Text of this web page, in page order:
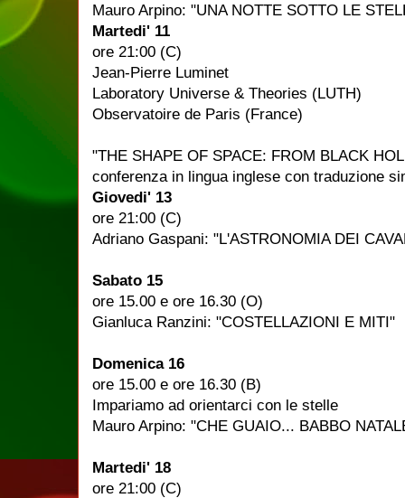
Mauro Arpino: "UNA NOTTE SOTTO LE
Martedi' 11
ore 21:00 (C)
Jean-Pierre Luminet
Laboratory Universe & Theories (LUTH)
Observatoire de Paris (France)
"THE SHAPE OF SPACE: FROM BLACK
conferenza in lingua inglese con traduzione
Giovedi' 13
ore 21:00 (C)
Adriano Gaspani: "L'ASTRONOMIA DEI
Sabato 15
ore 15.00 e ore 16.30 (O)
Gianluca Ranzini: "COSTELLAZIONI E MITI"
Domenica 16
ore 15.00 e ore 16.30 (B)
Impariamo ad orientarci con le stelle
Mauro Arpino: "CHE GUAIO... BABBO
Martedi' 18
ore 21:00 (C)